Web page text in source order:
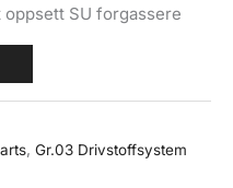
SU forgassere
,Gr.03 Drivstoffsystem